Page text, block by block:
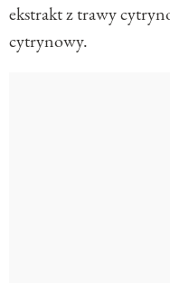
ekstrakt z trawy
cytrynowy.